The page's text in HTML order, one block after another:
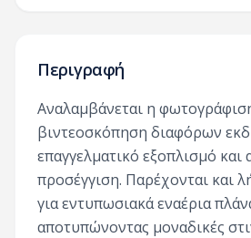
Περιγραφή
Αναλαμβάνεται η
βιντεοσκόπηση διαφόρων
επαγγελματικό εξοπλισμό και
προσέγγιση. Παρέχονται και
για εντυπωσιακά εναέρια
αποτυπώνοντας μοναδικές